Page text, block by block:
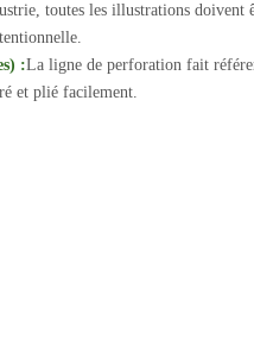
toutes les illustrations doivent
:La ligne de perforation fait
et plié facilement.